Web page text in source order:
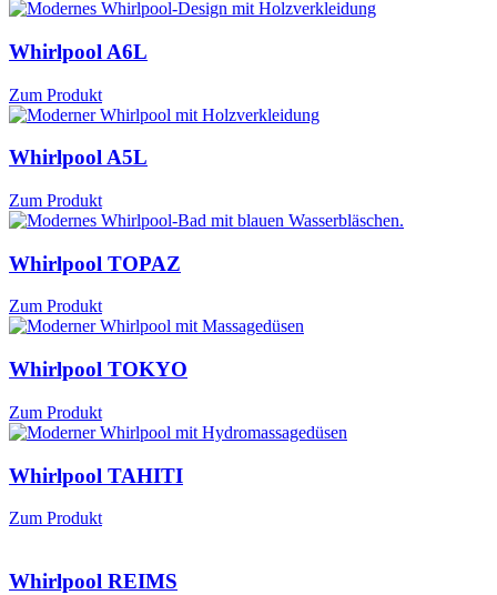
Whirlpool A6L
Zum Produkt
Whirlpool A5L
Zum Produkt
Whirlpool TOPAZ
Zum Produkt
Whirlpool TOKYO
Zum Produkt
Whirlpool TAHITI
Zum Produkt
Whirlpool REIMS